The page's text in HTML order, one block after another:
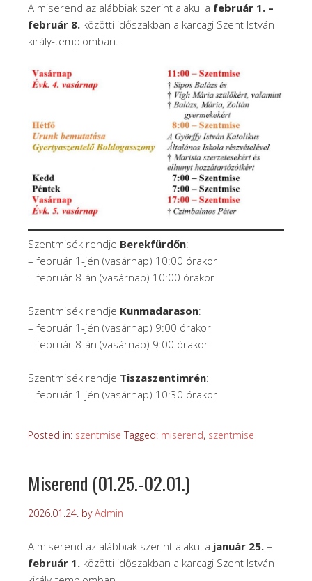
A miserend az alábbiak szerint alakul a február 1. –
február 8. közötti időszakban a karcagi Szent István
király-templomban.
Szentmisék rendje Berekfürdőn:
– február 1-jén (vasárnap) 10:00 órakor
– február 8-án (vasárnap) 10:00 órakor
Szentmisék rendje Kunmadarason:
– február 1-jén (vasárnap) 9:00 órakor
– február 8-án (vasárnap) 9:00 órakor
Szentmisék rendje Tiszaszentimrén:
– február 1-jén (vasárnap) 10:30 órakor
Posted in: szentmise Tagged: miserend, szentmise
Miserend (01.25.-02.01.)
2026.01.24. byAdmin
A miserend az alábbiak szerint alakul a január 25. –
február 1. közötti időszakban a karcagi Szent István